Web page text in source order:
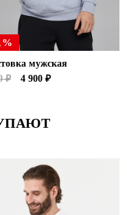
мужская
₽
4 900 ₽